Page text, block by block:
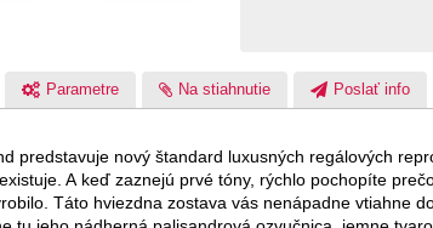
Parametre Na stiahnutie Poslať info
predstavuje nový štandard luxusných regálových
A keď zaznejú prvé tóny, rýchlo pochopíte
Táto hviezdna zostava vás nenápadne vtiahne